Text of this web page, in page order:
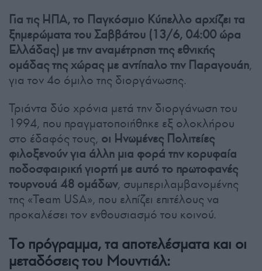
Για τις ΗΠΑ, το Παγκόσμιο Κύπελλο αρχίζει τα
ξημερώματα του Σαββάτου (13/6, 04:00 ώρα
Ελλάδας) με την αναμέτρηση της εθνικής
ομάδας της χώρας με αντίπαλο την Παραγουάη,
για τον 4ο όμιλο της διοργάνωσης.
Τριάντα δύο χρόνια μετά την διοργάνωση του
1994, που πραγματοποιήθηκε εξ ολοκλήρου
στο έδαφός τους, οι Ηνωμένες Πολιτείες
φιλοξενούν για άλλη μια φορά την κορυφαία
ποδοσφαιρική γιορτή με αυτό το πρωτοφανές
τουρνουά 48 ομάδων, συμπεριλαμβανομένης
της «Team USA», που ελπίζει επιτέλους να
προκαλέσει τον ενθουσιασμό του κοινού.
Το πρόγραμμα, τα αποτελέσματα και οι
μεταδόσεις του Μουντιάλ: